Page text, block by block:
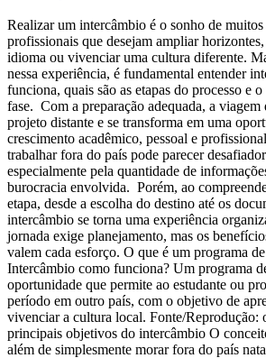
Realizar um intercâmbio é o sonho de muitos
profissionais que desejam ampliar
idioma ou vivenciar uma cultura diferente.
nessa experiência, é fundamental entender
funciona, quais são as etapas do processo e o
fase. Com a preparação adequada, a viagem
projeto distante e se transforma em uma
crescimento acadêmico, pessoal e
trabalhar fora do país pode parecer
especialmente pela quantidade de
burocracia envolvida. Porém, ao
etapa, desde a escolha do destino até os
intercâmbio se torna uma experiência
jornada exige planejamento, mas os
valem cada esforço. O que é um programa
Intercâmbio como funciona? Um programa
oportunidade que permite ao estudante ou
período em outro país, com o objetivo de
vivenciar a cultura local. Fonte/Reprodução:
principais objetivos do intercâmbio O
além de simplesmente morar fora do país